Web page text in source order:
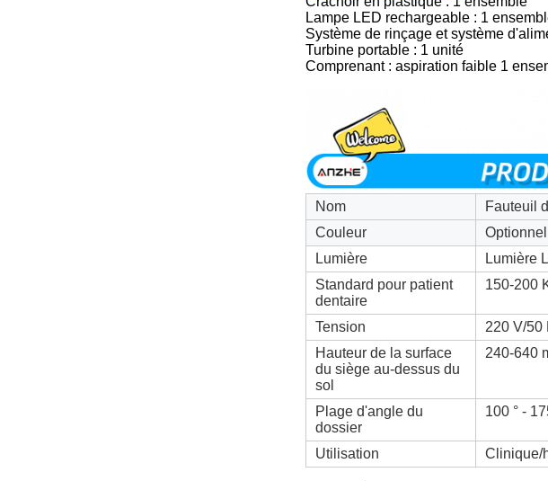
Lampe LED rechargeable : 1
Système de rinçage et système
Turbine portable : 1 unité
Comprenant : aspiration faible 1
Nom
Fauteuil
Couleur
Optionnel
Lumière
Lumière
Standard pour patient
dentaire
150-200
Tension
220 V/50
Hauteur de la surface
du siège au-dessus du
sol
240-640
Plage d'angle du
dossier
100 ° -
Utilisation Clinique/